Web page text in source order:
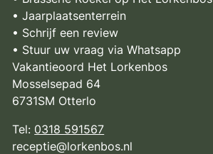
• Jaarplaatsenterrein
• Schrijf een review
• Stuur uw vraag via Whatsapp
Vakantieoord Het Lorkenbos
Mosselsepad 64
6731SM Otterlo
Tel: 0318 591567
receptie@lorkenbos.nl